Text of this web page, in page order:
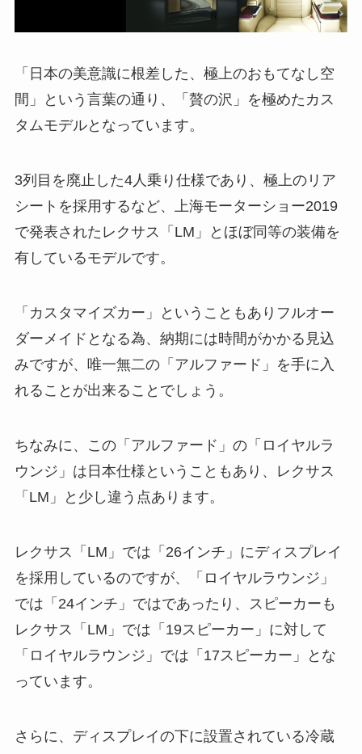
「日本の美意識に根差した、極上のおもてなし空
間」という言葉の通り、「贅の沢」を極めたカス
タムモデルとなっています。
3列目を廃止した4人乗り仕様であり、極上のリア
シートを採用するなど、上海モーターショー2019
で発表されたレクサス「LM」とほぼ同等の装備を
有しているモデルです。
「カスタマイズカー」ということもありフルオー
ダーメイドとなる為、納期には時間がかかる見込
みですが、唯一無二の「アルファード」を手に入
れることが出来ることでしょう。
ちなみに、この「アルファード」の「ロイヤルラ
ウンジ」は日本仕様ということもあり、レクサス
「LM」と少し違う点あります。
レクサス「LM」では「26インチ」にディスプレイ
を採用しているのですが、「ロイヤルラウンジ」
では「24インチ」ではであったり、スピーカーも
レクサス「LM」では「19スピーカー」に対して
「ロイヤルラウンジ」では「17スピーカー」とな
っています。
さらに、ディスプレイの下に設置されている冷蔵